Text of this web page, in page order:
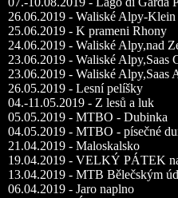
26.06.2019 - Waliské Alpy-
25.06.2019 - K prameni Rhony
24.06.2019 - Waliské Alpy,nad
23.06.2019 - Waliské Alpy,Saas
23.06.2019 - Waliské Alpy,Saas
26.05.2019 - Lesní pelíšky
04.-11.05.2019 - Z lesů a luk
05.05.2019 - MTBO - Dubinka
04.05.2019 - MTBO - písečné
21.04.2019 - Maloskalsko
19.04.2019 - VELKÝ PÁTEK
13.04.2019 - MTB Bělečským
06.04.2019 - Jaro naplno